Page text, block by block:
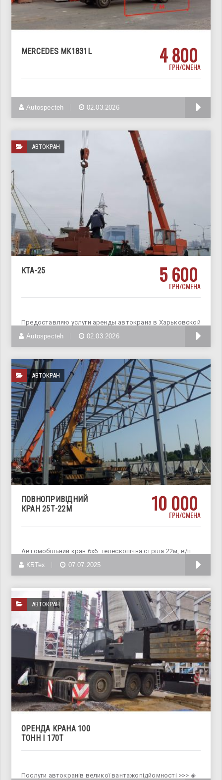
MERCEDES MK1831L 4 800
ГРН/СМЕНА
Услуги аренды манипулятора в Харькове!
Autospecteh 02.03.2026
АВТОКРАН
КТА-25 5 600
ГРН/СМЕНА
Предоставляю услуги аренды автокрана в Харьковской
области и в соседних
Autospecteh 02.03.2026
АВТОКРАН
ПОВНОПРИВІДНИЙ
КРАН 25Т-22М
10 000
ГРН/СМЕНА
Автомобільний кран 6х6: телескопічна стріла 22м, в/п
25т. Застосування повнопривідного
КБТех 07.07.2025
АВТОКРАН
ОРЕНДА КРАНА 100
ТОНН І 170Т
Послуги автокранів великої вантажопідйомності >>> ◈